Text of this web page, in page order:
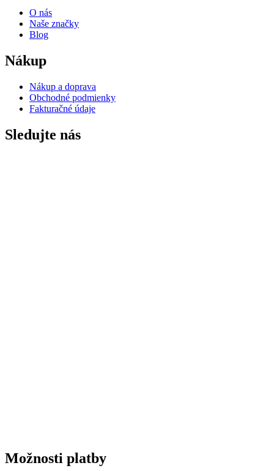
O nás
Naše značky
Blog
Nákup
Nákup a doprava
Obchodné podmienky
Fakturačné údaje
Sledujte nás
Možnosti platby